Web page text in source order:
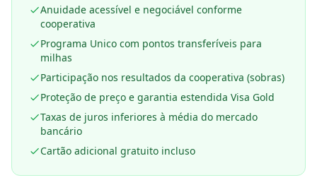
Anuidade acessível e negociável conforme
cooperativa
Programa Unico com pontos transferíveis para
milhas
Participação nos resultados da cooperativa (sobras)
Proteção de preço e garantia estendida Visa Gold
Taxas de juros inferiores à média do mercado
bancário
Cartão adicional gratuito incluso